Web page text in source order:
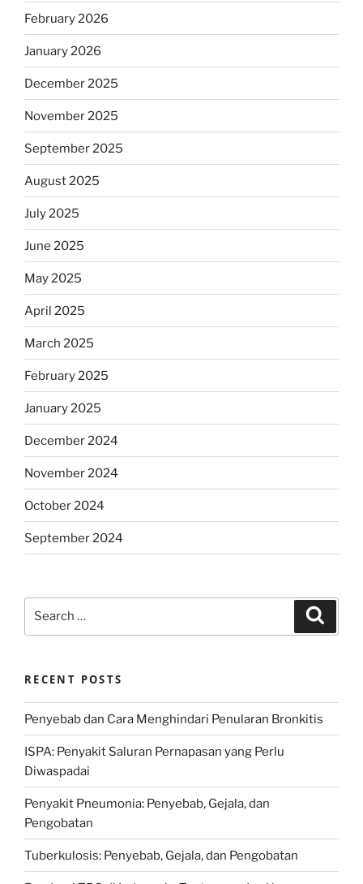
February 2026
January 2026
December 2025
November 2025
September 2025
August 2025
July 2025
June 2025
May 2025
April 2025
March 2025
February 2025
January 2025
December 2024
November 2024
October 2024
September 2024
RECENT POSTS
Penyebab dan Cara Menghindari Penularan Bronkitis
ISPA: Penyakit Saluran Pernapasan yang Perlu
Diwaspadai
Penyakit Pneumonia: Penyebab, Gejala, dan
Pengobatan
Tuberkulosis: Penyebab, Gejala, dan Pengobatan